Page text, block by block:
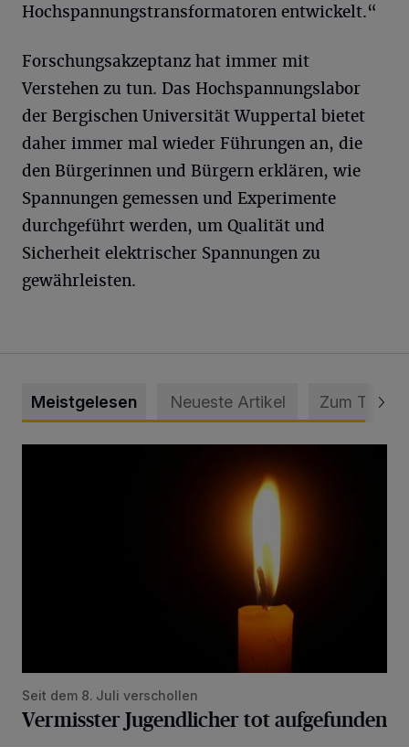
Hochspannungstransformatoren entwickelt.“
Forschungsakzeptanz hat immer mit
Verstehen zu tun. Das Hochspannungslabor
der Bergischen Universität Wuppertal bietet
daher immer mal wieder Führungen an, die
den Bürgerinnen und Bürgern erklären, wie
Spannungen gemessen und Experimente
durchgeführt werden, um Qualität und
Sicherheit elektrischer Spannungen zu
gewährleisten.
Meistgelesen Neueste Artikel Zum Thema
Seit dem 8. Juli verschollen
Vermisster Jugendlicher tot aufgefunden